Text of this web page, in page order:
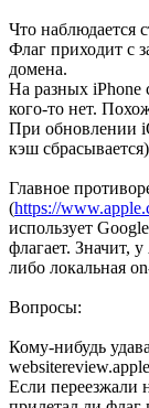
Что наблюдается
Флаг приходит с
домена.
На разных iPhone
кого-то нет.
При обновлении
кэш
Главное
(https://
использует
флагает. Значит,
либо локальная
Вопросы:
Кому-нибудь
Если переезжали